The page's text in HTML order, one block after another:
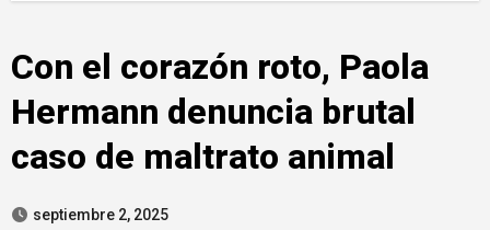
Con el corazón roto, Paola
Hermann denuncia brutal
caso de maltrato animal
septiembre 2, 2025